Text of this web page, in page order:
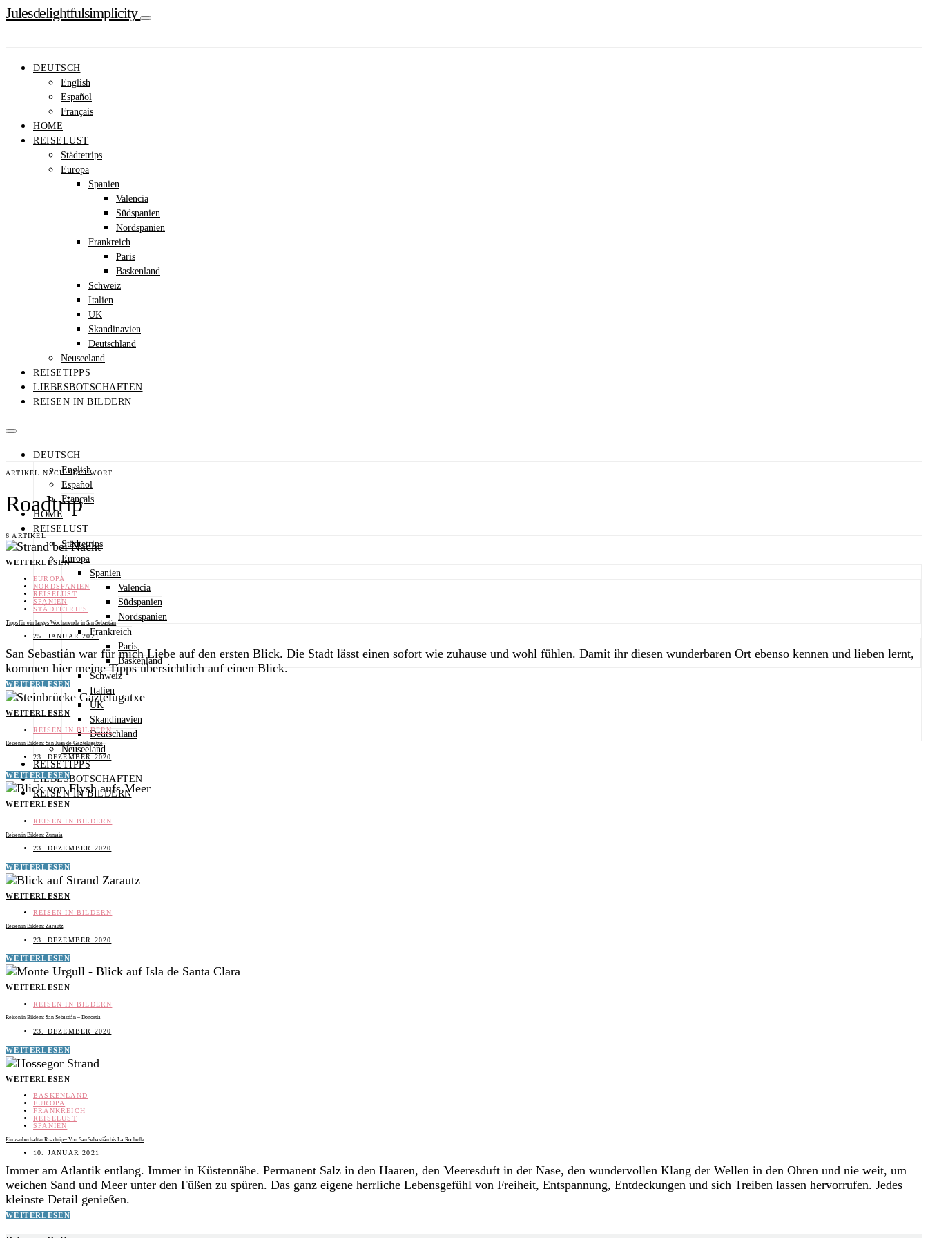
Julesdelightfulsimplicity
DEUTSCH
English
Español
Français
HOME
REISELUST
Städtetrips
Europa
Spanien
Valencia
Südspanien
Nordspanien
Frankreich
Paris
Baskenland
Schweiz
Italien
UK
Skandinavien
Deutschland
Neuseeland
REISETIPPS
LIEBESBOTSCHAFTEN
REISEN IN BILDERN
DEUTSCH
English
Español
Français
HOME
REISELUST
Städtetrips
Europa
Spanien
Valencia
Südspanien
Nordspanien
Frankreich
Paris
Baskenland
Schweiz
Italien
UK
Skandinavien
Deutschland
Neuseeland
REISETIPPS
LIEBESBOTSCHAFTEN
REISEN IN BILDERN
ARTIKEL NACH SUCHWORT
Roadtrip
6 ARTIKEL
WEITERLESEN
EUROPA
NORDSPANIEN
REISELUST
SPANIEN
STÄDTETRIPS
Tipps für ein langes Wochenende in San Sebastián
25. JANUAR 2021
San Sebastián war für mich Liebe auf den ersten Blick. Die Stadt lässt einen sofort wie zuhause und wohl fühlen. Damit ihr diesen wunderbaren Ort ebenso kennen und lieben lernt,
kommen hier meine Tipps übersichtlich auf einen Blick.
WEITERLESEN
WEITERLESEN
REISEN IN BILDERN
Reisen in Bildern: San Juan de Gaztelugatxe
23. DEZEMBER 2020
WEITERLESEN
WEITERLESEN
REISEN IN BILDERN
Reisen in Bildern: Zumaia
23. DEZEMBER 2020
WEITERLESEN
WEITERLESEN
REISEN IN BILDERN
Reisen in Bildern: Zarautz
23. DEZEMBER 2020
WEITERLESEN
WEITERLESEN
REISEN IN BILDERN
Reisen in Bildern: San Sebastián – Donostia
23. DEZEMBER 2020
WEITERLESEN
WEITERLESEN
BASKENLAND
EUROPA
FRANKREICH
REISELUST
SPANIEN
Ein zauberhafter Roadtrip – Von San Sebastián bis La Rochelle
10. JANUAR 2021
Immer am Atlantik entlang. Immer in Küstennähe. Permanent Salz in den Haaren, den Meeresduft in der Nase, den wundervollen Klang der Wellen in den Ohren und nie weit, um
weichen Sand und Meer unter den Füßen zu spüren. Das ganz eigene herrliche Lebensgefühl von Freiheit, Entspannung, Entdeckungen und sich Treiben lassen hervorrufen. Jedes
kleinste Detail genießen.
WEITERLESEN